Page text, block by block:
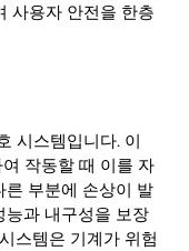
사용자 안전을 한층
시스템입니다. 이
작동할 때 이를 자
른 부분에 손상이 발
능과 내구성을 보장
스템은 기계가 위험